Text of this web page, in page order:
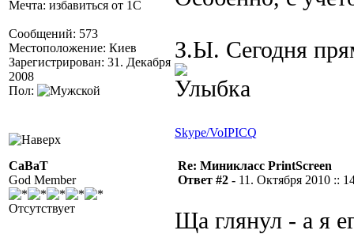
Мечта: избавиться от 1С
Сообщений: 573
Местоположение: Киев
Зарегистрирован: 31. Декабря
2008
Пол:
З.Ы. Сегодня
Skype/VoIPICQ
CaBaT
God Member
Отсутствует
Re: Миникласс PrintScreen
Ответ #2 - 11. Октября 2010 ::
Ща глянул - а я